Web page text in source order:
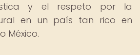
y el respeto por la
en un país tan rico en
México.